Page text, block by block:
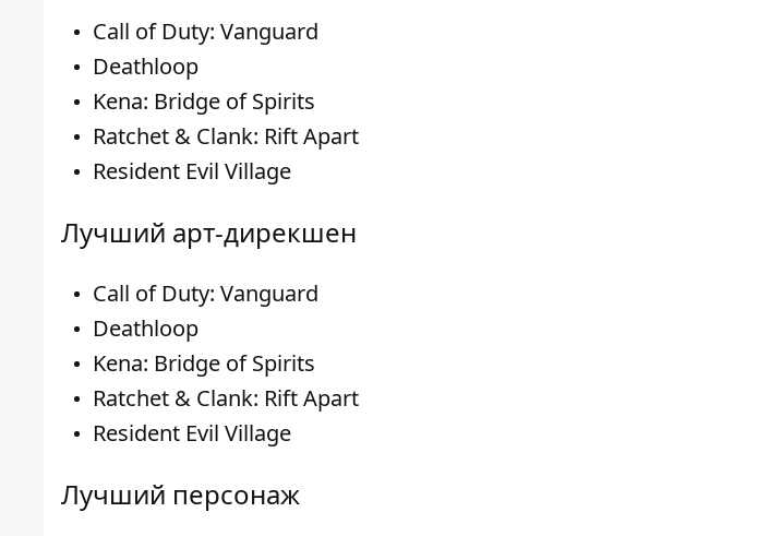
Call of Duty: Vanguard
Deathloop
Kena: Bridge of Spirits
Ratchet & Clank: Rift Apart
Resident Evil Village
Лучший арт-дирекшен
Call of Duty: Vanguard
Deathloop
Kena: Bridge of Spirits
Ratchet & Clank: Rift Apart
Resident Evil Village
Лучший персонаж